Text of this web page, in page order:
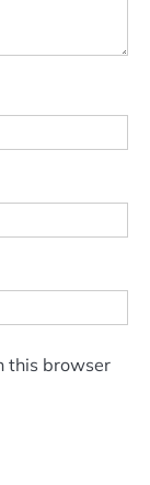
this browser